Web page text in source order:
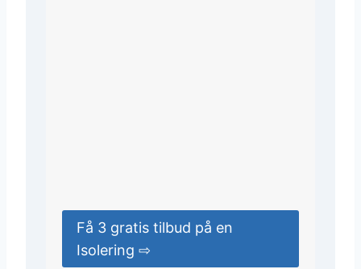
Få 3 gratis tilbud på en
Isolering ⇨